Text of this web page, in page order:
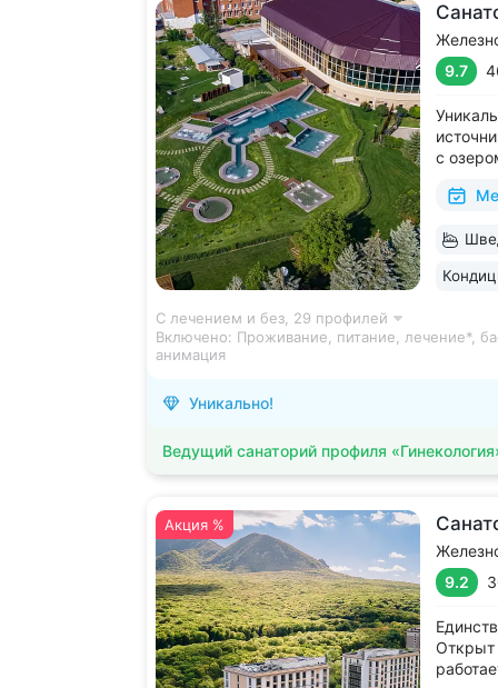
9.7
с
зал,
С лечением и без, 29 профилей
Включено: Проживание, питание, лечение*,
анимация
Уникально!
Ведущий санаторий профиля
Акция %
9.2
Открыт